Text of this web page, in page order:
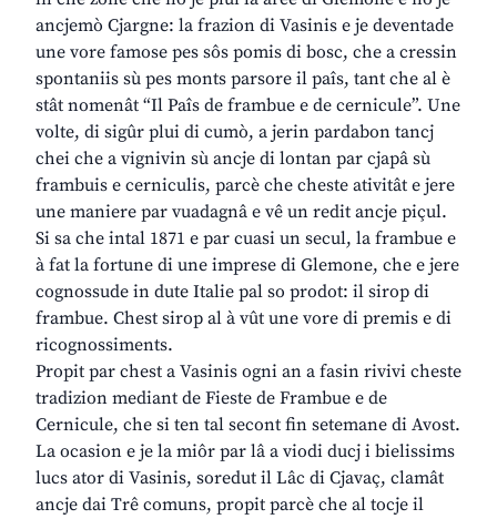
ancjemò Cjargne: la frazion di Vasinis e je deventade
une vore famose pes sôs pomis di bosc, che a cressin
spontaniis sù pes monts parsore il paîs, tant che al è
stât nomenât “Il Paîs de frambue e de cernicule”. Une
volte, di sigûr plui di cumò, a jerin pardabon tancj
chei che a vignivin sù ancje di lontan par cjapâ sù
frambuis e cerniculis, parcè che cheste ativitât e jere
une maniere par vuadagnâ e vê un redit ancje piçul.
Si sa che intal 1871 e par cuasi un secul, la frambue e
à fat la fortune di une imprese di Glemone, che e jere
cognossude in dute Italie pal so prodot: il sirop di
frambue. Chest sirop al à vût une vore di premis e di
ricognossiments.
Propit par chest a Vasinis ogni an a fasin rivivi cheste
tradizion mediant de Fieste de Frambue e de
Cernicule, che si ten tal secont fin setemane di Avost.
La ocasion e je la miôr par lâ a viodi ducj i bielissims
lucs ator di Vasinis, soredut il Lâc di Cjavaç, clamât
ancje dai Trê comuns, propit parcè che al tocje il